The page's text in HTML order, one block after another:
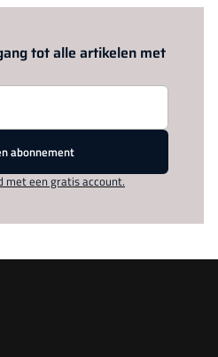
tot alle artikelen met
abonnement
met een gratis account.